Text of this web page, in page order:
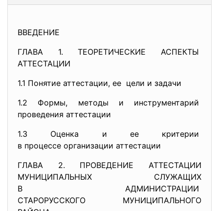
ВВЕДЕНИЕ
ГЛАВА 1. ТЕОРЕТИЧЕСКИЕ АСПЕКТЫ
АТТЕСТАЦИИ
1.1 Понятие аттестации, ее цели и задачи
1.2 Формы, методы и инструментарий
проведения аттестации
1.3 Оценка и ее критерии
в процессе организации аттестации
ГЛАВА 2. ПРОВЕДЕНИЕ АТТЕСТАЦИИ
МУНИЦИПАЛЬНЫХ СЛУЖАЩИХ
В АДМИНИСТРАЦИИ
СТАРОРУССКОГО МУНИЦИПАЛЬНОГО